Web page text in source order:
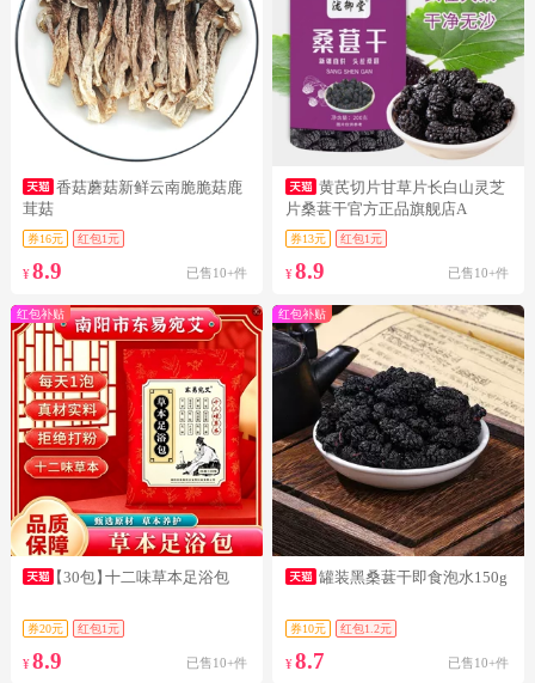
香菇蘑菇新鲜云南脆脆菇鹿
茸菇
券16元 红包1元
¥ 8.9 已售10+件
黄芪切片甘草片长白山灵芝
片桑葚干官方正品旗舰店A
券13元 红包1元
¥8.9 已售10+件
红包补贴
【30包】十二味草本足浴包
券20元 红包1元
¥ 8.9 已售10+件
红包补贴
罐装黑桑葚干即食泡水150g
券10元 红包1.2元
¥8.7 已售10+件